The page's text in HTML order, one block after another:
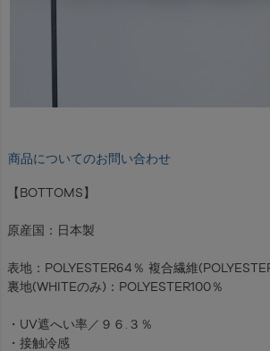
商品についてのお問い合わせ
【BOTTOMS】
原産国：日本製
表地：POLYESTER64％ 複合繊維
裏地(WHITEのみ)：POLYESTER100％
・UV遮へい率／９６.３％
・接触冷感